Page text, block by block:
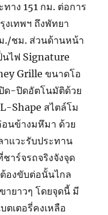
าง 151 กม. ต่อการ
งเทพฯ ถึงพัทยา
./ชม. ส่วนด้านหน้า
ไฟ Signature
Grille ขนาดโอ
ด-ปิดอัตโนมัติด้วย
Shape สไตล์โม
นข้างมหึมา ด้วย
าแวะรับประทาน
าร์จรถจริงจังจุด
องขับต่อนั้นไกล
ายาวๆ โดยจุดนี้ มี
ตเตอรี่คงเหลือ